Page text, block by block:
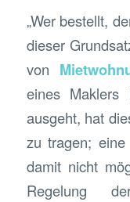
„Wer bestellt,
dieser
von
eines
ausgeht, hat
zu tragen;
damit nicht
Regelung